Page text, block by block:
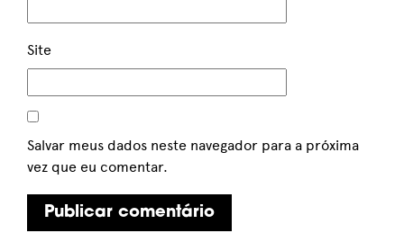
Site
Salvar meus dados neste navegador para a próxima
vez que eu comentar.